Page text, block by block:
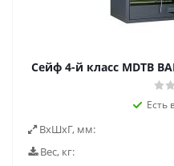
Сейф 4-й класс MDTB
Есть
ВxШxГ, мм:
Вес, кг: